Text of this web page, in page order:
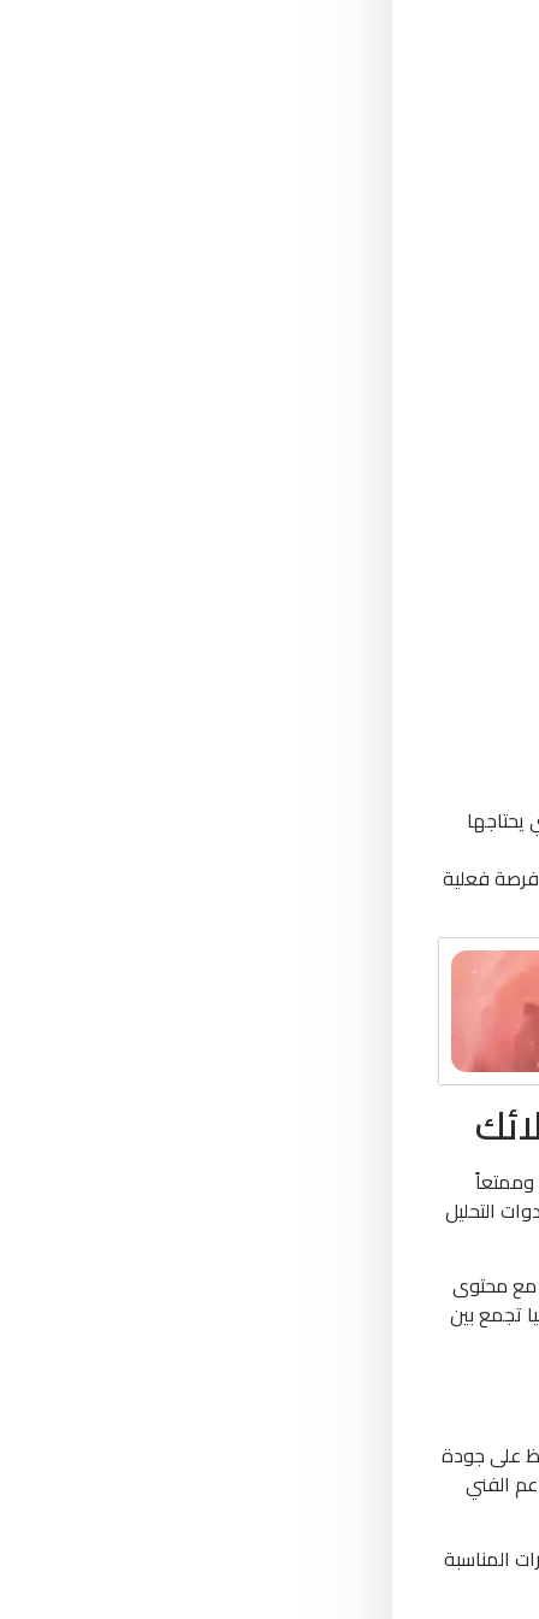
فعلية
وممتعاً
التحليل
مع محتوى
تجمع بين
على جودة
الفني
المناسبة